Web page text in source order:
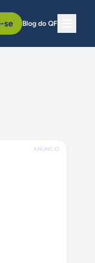
se Blog do QF
ANÚNCIO